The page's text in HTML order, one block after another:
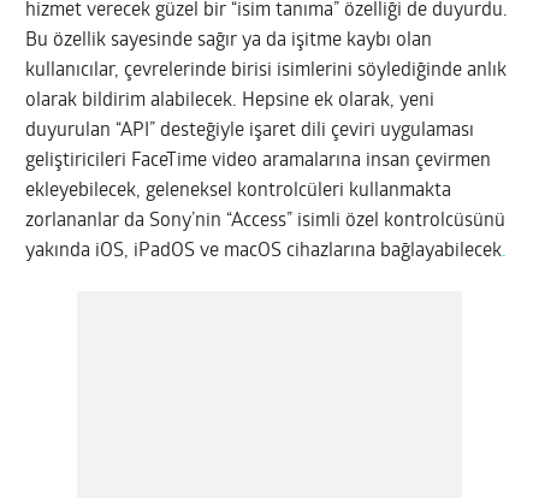
hizmet verecek güzel bir “isim tanıma” özelliği de duyurdu.
Bu özellik sayesinde sağır ya da işitme kaybı olan
kullanıcılar, çevrelerinde birisi isimlerini söylediğinde anlık
olarak bildirim alabilecek. Hepsine ek olarak, yeni
duyurulan “API” desteğiyle işaret dili çeviri uygulaması
geliştiricileri FaceTime video aramalarına insan çevirmen
ekleyebilecek, geleneksel kontrolcüleri kullanmakta
zorlananlar da Sony’nin “Access” isimli özel kontrolcüsünü
yakında iOS, iPadOS ve macOS cihazlarına bağlayabilecek.